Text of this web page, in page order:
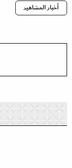
أخبار المشاهير